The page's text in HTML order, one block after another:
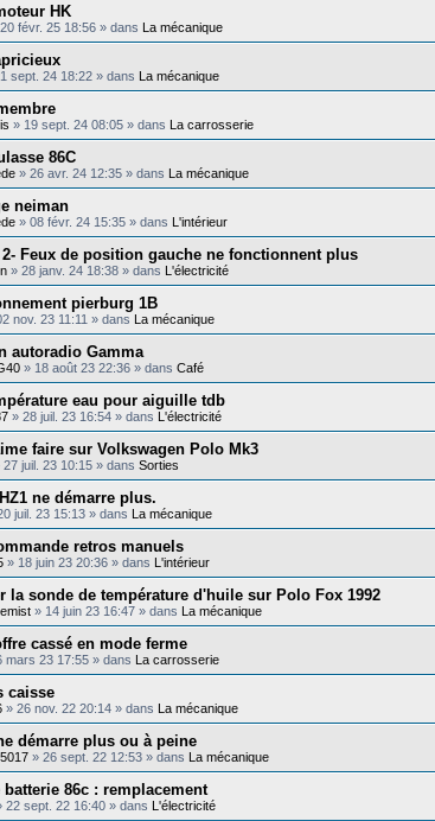
HK
20 févr. 25 18:56 » dans La mécanique
sept. 24 18:22 » dans La mécanique
» 19 sept. 24 08:05 » dans La carrosserie
86C
» 26 avr. 24 12:35 » dans La mécanique
neiman
» 08 févr. 24 15:35 » dans L'intérieur
Feux de position gauche ne fonctionnent plus
» 28 janv. 24 18:38 » dans L'électricité
pierburg 1B
nov. 23 11:11 » dans La mécanique
autoradio Gamma
» 18 août 23 22:36 » dans Café
eau pour aiguille tdb
» 28 juil. 23 16:54 » dans L'électricité
faire sur Volkswagen Polo Mk3
27 juil. 23 10:15 » dans Sorties
ne démarre plus.
juil. 23 15:13 » dans La mécanique
retros manuels
» 18 juin 23 20:36 » dans L'intérieur
la sonde de température d'huile sur Polo Fox 1992
» 14 juin 23 16:47 » dans La mécanique
cassé en mode ferme
mars 23 17:55 » dans La carrosserie
caisse
» 26 nov. 22 20:14 » dans La mécanique
démarre plus ou à peine
» 26 sept. 22 12:53 » dans La mécanique
batterie 86c : remplacement
22 sept. 22 16:40 » dans L'électricité